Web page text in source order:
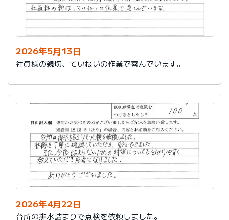
2026年5月13日
社員様の親切、ていねいの作業で喜んでいます。
2026年4月22日
台所の排水詰まりで点検を依頼しました。